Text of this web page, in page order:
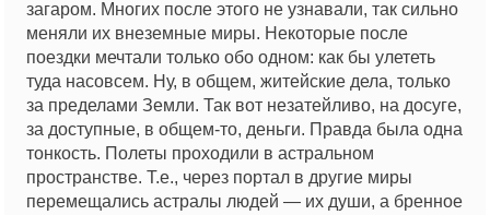
загаром. Многих после этого не узнавали, так сильно
меняли их внеземные миры. Некоторые после
поездки мечтали только обо одном: как бы улететь
туда насовсем. Ну, в общем, житейские дела, только
за пределами Земли. Так вот незатейливо, на досуге,
за доступные, в общем-то, деньги. Правда была одна
тонкость. Полеты проходили в астральном
пространстве. Т.е., через портал в другие миры
перемещались астралы людей — их души, а бренное